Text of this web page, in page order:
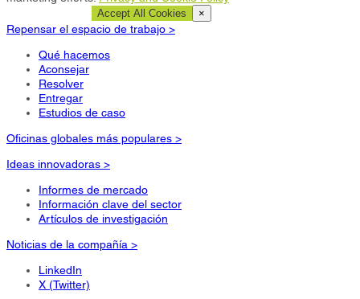
Accept All Cookies ×
Repensar el espacio de trabajo >
Qué hacemos
Aconsejar
Resolver
Entregar
Estudios de caso
Oficinas globales más populares >
Ideas innovadoras >
Informes de mercado
Información clave del sector
Artículos de investigación
Noticias de la compañía >
LinkedIn
X (Twitter)